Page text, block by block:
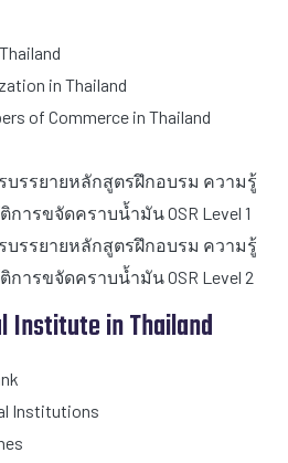
in Thailand
of Commerce in Thailand
บรรยายหลักสูตรฝึกอบรม ความรู้
ารขจัดคราบน้ำมัน OSR Level 1
บรรยายหลักสูตรฝึกอบรม ความรู้
ารขจัดคราบน้ำมัน OSR Level 2
Institute in Thailand
Institutions